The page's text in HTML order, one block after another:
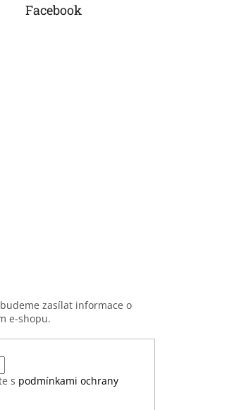
Facebook
zasílat informace o
e-shopu.
s podmínkami ochrany